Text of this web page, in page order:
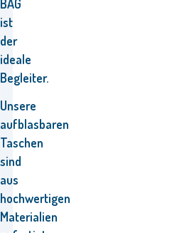
BAG
ist
der
ideale
Begleiter.
Unsere
aufblasbaren
Taschen
sind
aus
hochwertigen
Materialien